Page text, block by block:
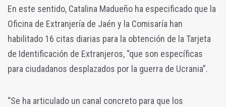
En este sentido, Catalina Madueño ha especificado que la
Oficina de Extranjería de Jaén y la Comisaría han
habilitado 16 citas diarias para la obtención de la Tarjeta
de Identificación de Extranjeros, “que son específicas
para ciudadanos desplazados por la guerra de Ucrania”.
“Se ha articulado un canal concreto para que los